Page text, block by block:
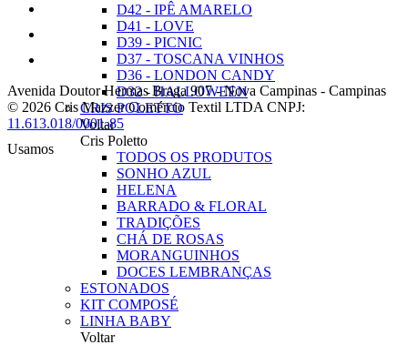
D42 - IPÊ AMARELO
D41 - LOVE
D39 - PICNIC
D37 - TOSCANA VINHOS
D36 - LONDON CANDY
D32 - HALLOWEEN
CRIS POLETTO
Voltar
Cris Poletto
TODOS OS PRODUTOS
SONHO AZUL
HELENA
BARRADO & FLORAL
TRADIÇÕES
CHÁ DE ROSAS
MORANGUINHOS
DOCES LEMBRANÇAS
ESTONADOS
KIT COMPOSÉ
LINHA BABY
Voltar
Avenida Doutor Hermas Braga 907-Nova Campinas - Campinas
© 2026 Cris Mazzer Comércio Textil LTDA CNPJ:
11.613.018/0001-85
Usamos